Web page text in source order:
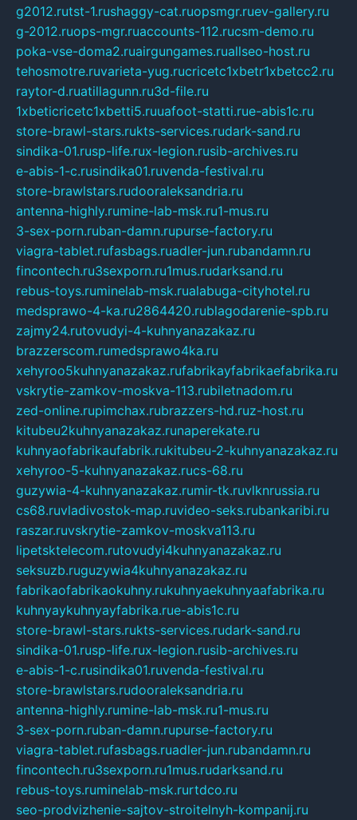
g2012.rutst-1.rushaggy-cat.ruopsmgr.ruev-gallery.ru
g-2012.ruops-mgr.ruaccounts-112.rucsm-demo.ru
poka-vse-doma2.ruairgungames.ruallseo-host.ru
tehosmotre.ruvarieta-yug.rucricetc1xbetr1xbetcc2.ru
raytor-d.ruatillagunn.ru3d-file.ru
1xbeticricetc1xbetti5.ruuafoot-statti.rue-abis1c.ru
store-brawl-stars.rukts-services.rudark-sand.ru
sindika-01.rusp-life.rux-legion.rusib-archives.ru
e-abis-1-c.rusindika01.ruvenda-festival.ru
store-brawlstars.rudooraleksandria.ru
antenna-highly.rumine-lab-msk.ru1-mus.ru
3-sex-porn.ruban-damn.rupurse-factory.ru
viagra-tablet.rufasbags.ruadler-jun.rubandamn.ru
fincontech.ru3sexporn.ru1mus.rudarksand.ru
rebus-toys.ruminelab-msk.rualabuga-cityhotel.ru
medsprawo-4-ka.ru2864420.rublagodarenie-spb.ru
zajmy24.rutovudyi-4-kuhnyanazakaz.ru
brazzerscom.rumedsprawo4ka.ru
xehyroo5kuhnyanazakaz.rufabrikayfabrikaefabrika.ru
vskrytie-zamkov-moskva-113.rubiletnadom.ru
zed-online.rupimchax.rubrazzers-hd.ruz-host.ru
kitubeu2kuhnyanazakaz.runaperekate.ru
kuhnyaofabrikaufabrik.rukitubeu-2-kuhnyanazakaz.ru
xehyroo-5-kuhnyanazakaz.rucs-68.ru
guzywia-4-kuhnyanazakaz.rumir-tk.ruvlknrussia.ru
cs68.ruvladivostok-map.ruvideo-seks.rubankaribi.ru
raszar.ruvskrytie-zamkov-moskva113.ru
lipetsktelecom.rutovudyi4kuhnyanazakaz.ru
seksuzb.ruguzywia4kuhnyanazakaz.ru
fabrikaofabrikaokuhny.rukuhnyaekuhnyaafabrika.ru
kuhnyaykuhnyayfabrika.rue-abis1c.ru
store-brawl-stars.rukts-services.rudark-sand.ru
sindika-01.rusp-life.rux-legion.rusib-archives.ru
e-abis-1-c.rusindika01.ruvenda-festival.ru
store-brawlstars.rudooraleksandria.ru
antenna-highly.rumine-lab-msk.ru1-mus.ru
3-sex-porn.ruban-damn.rupurse-factory.ru
viagra-tablet.rufasbags.ruadler-jun.rubandamn.ru
fincontech.ru3sexporn.ru1mus.rudarksand.ru
rebus-toys.ruminelab-msk.rurtdco.ru
seo-prodvizhenie-sajtov-stroitelnyh-kompanij.ru